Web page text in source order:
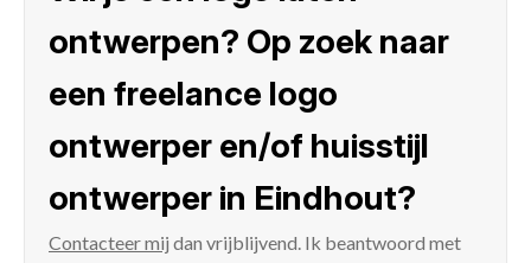
ontwerpen? Op zoek naar
een freelance logo
ontwerper en/of huisstijl
ontwerper in Eindhout?
Contacteer mij dan vrijblijvend. Ik beantwoord met